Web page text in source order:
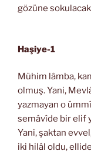
gözüne
Haşiye-1
Mühim lâmba,
olmuş. Yani,
yazmayan o
semâvîde bir elif
Yani, şaktan
iki hilâl oldu,